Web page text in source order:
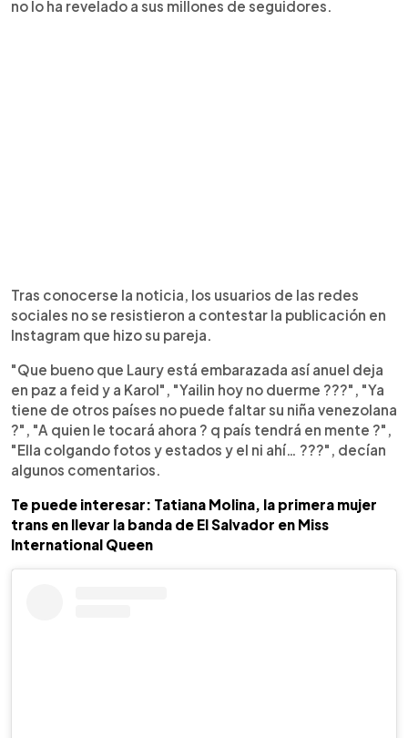
no lo ha revelado a sus millones de seguidores.
Tras conocerse la noticia, los usuarios de las redes
sociales no se resistieron a contestar la publicación en
Instagram que hizo su pareja.
"Que bueno que Laury está embarazada así anuel deja
en paz a feid y a Karol", "Yailin hoy no duerme ???", "Ya
tiene de otros países no puede faltar su niña venezolana
?", "A quien le tocará ahora ? q país tendrá en mente ?",
"Ella colgando fotos y estados y el ni ahí… ???", decían
algunos comentarios.
Te puede interesar: Tatiana Molina, la primera mujer
trans en llevar la banda de El Salvador en Miss
International Queen